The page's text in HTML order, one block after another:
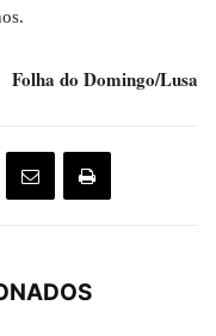
Folha do Domingo/Lusa